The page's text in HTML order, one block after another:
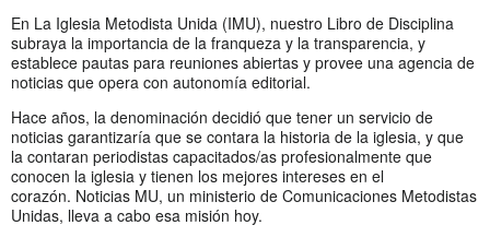
En La Iglesia Metodista Unida (IMU), nuestro Libro de Disciplina
subraya la importancia de la franqueza y la transparencia, y
establece pautas para reuniones abiertas y provee una agencia de
noticias que opera con autonomía editorial.
Hace años, la denominación decidió que tener un servicio de
noticias garantizaría que se contara la historia de la iglesia, y que
la contaran periodistas capacitados/as profesionalmente que
conocen la iglesia y tienen los mejores intereses en el
corazón. Noticias MU, un ministerio de Comunicaciones Metodistas
Unidas, lleva a cabo esa misión hoy.